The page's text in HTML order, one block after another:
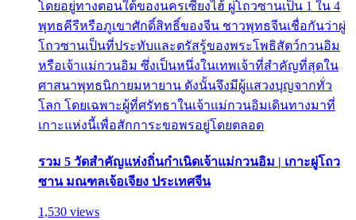
โดยอยู่ทางตอนใต้ของนครเซี่ยงไฮ้ ผู่โถวซานเป็น 1 ใน 4
พุทธคีรีหรือภูเขาศักดิ์สิทธิ์ของจีน ชาวพุทธจีนเชื่อกันว่าผู่
โถวซานเป็นที่ประทับและตรัสรู้ของพระโพธิสัตว์กวนอิม
หรือเจ้าแม่กวนอิม ซึ่งเป็นหนึ่งในเทพเจ้าที่สำคัญที่สุดใน
ศาสนาพุทธนิกายมหายาน ดังนั้นจึงมีผู้แสวงบุญจากทั่ว
โลก โดยเฉพาะผู้ที่ศรัทธาในเจ้าแม่กวนอิมเดินทางมาที่
เกาะแห่งนี้เพื่อสักการะขอพรอยู่โดยตลอด
รวม 5 วัดสำคัญแห่งถิ่นกำเนิดเจ้าแม่กวนอิม | เกาะผู่โถว
ซาน มณฑลเจ้อเจียง ประเทศจีน
1,530 views